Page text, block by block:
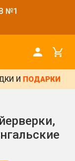
№1
И ПОДАРКИ